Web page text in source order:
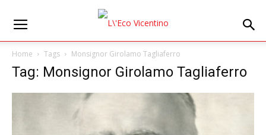
Home Tags Monsignor Girolamo Tagliaferro
Tag: Monsignor Girolamo Tagliaferro